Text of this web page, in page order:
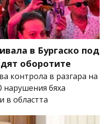
в Бургаско под
оборотите
контрола в разгара на
нарушения бяха
в областта